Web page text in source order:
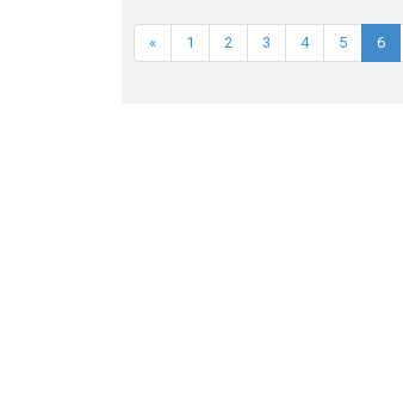
« 1 2 3 4 5 6